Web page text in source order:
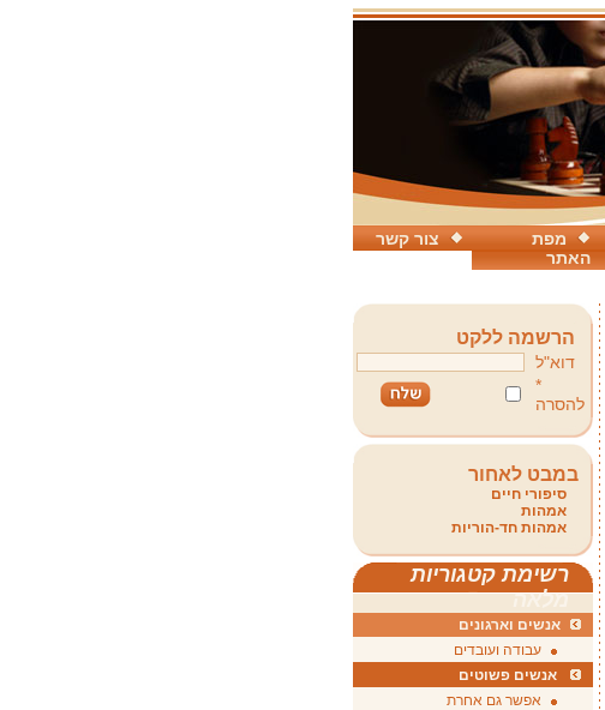
צור קשר
מפת
האתר
הרשמה ללקט
דוא"ל
*
להסרה
במבט לאחור
סיפורי חיים
אמהות
אמהות חד-הוריות
רשימת קטגוריות
מלאה
אנשים וארגונים
עבודה ועובדים
אנשים פשוטים
אפשר גם אחרת